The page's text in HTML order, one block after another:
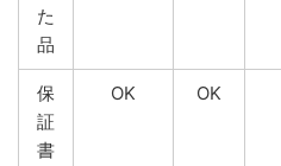
た
品
保
証
書
OK OK